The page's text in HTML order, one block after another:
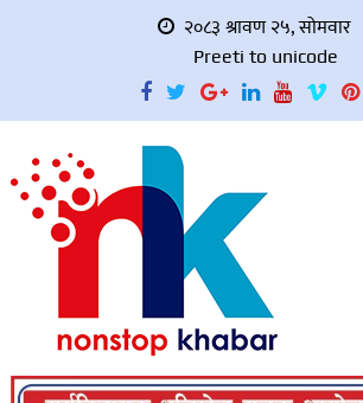
२०८३ श्रावण २५, सोमवार
Preeti to unicode